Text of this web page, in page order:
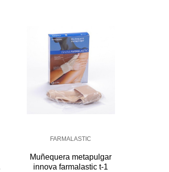
FARMALASTIC
Muñequera metapulgar
innova farmalastic t-1